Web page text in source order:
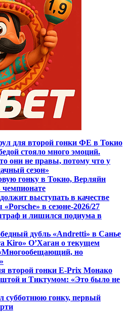
для второй гонки ФЕ в Токио
стояло много эмоций.
они не правы, потому что у
сезон»
гонку в Токио, Верляйн
чемпионате
выступать в качестве
в сезоне-2026/27
и лишился подиума в
дубль «Andretti» в Санье
Kiro» О’Хаган о текущем
но
второй гонки E-Prix Монако
и Тиктумом: «Это было не
субботнюю гонку, первый